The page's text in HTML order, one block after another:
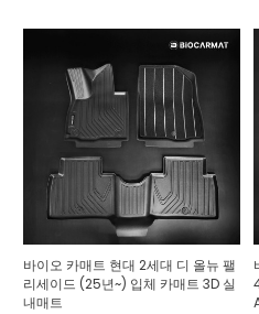
바이오 카매트 현대 2세대 디 올뉴 팰
리세이드 (25년~) 입체 카매트 3D 실
내매트